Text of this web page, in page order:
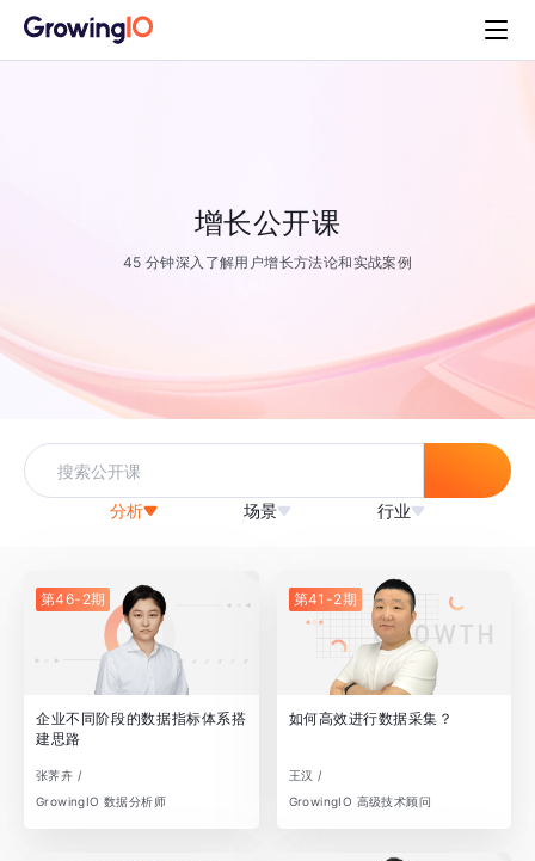
增长公开课
45 分钟深入了解用户增长方法论和实战案例
分析 场景 行业
第46-2期
企业不同阶段的数据指标体系搭
建思路
张荠卉 /
GrowingIO 数据分析师
第41-2期
如何高效进行数据采集？
王汉 /
GrowingIO 高级技术顾问